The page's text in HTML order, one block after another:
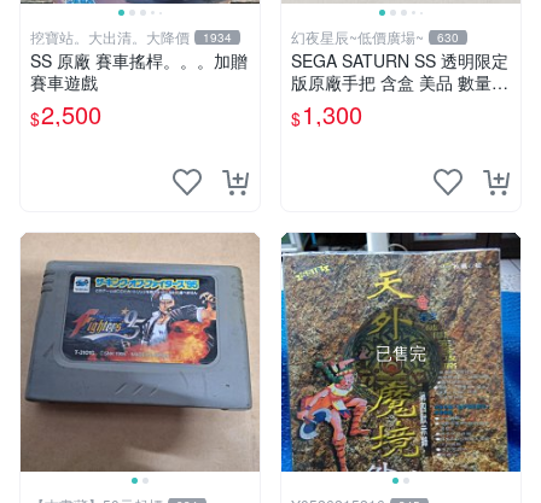
挖寶站。大出清。大降價 1934
SS 原廠 賽車搖桿。。。加贈
賽車遊戲
$2,500
幻夜星辰~低價廣場~ 630
SEGA SATURN SS 透明限定
版原廠手把 含盒 美品 數量稀
少 BB0144
$1,300
已售完